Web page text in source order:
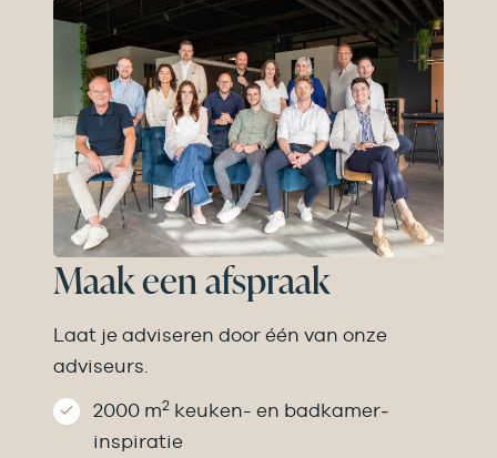
Maak een afspraak
Laat je adviseren door één van onze
adviseurs.
2000 m2 keuken- en badkamer­
inspiratie